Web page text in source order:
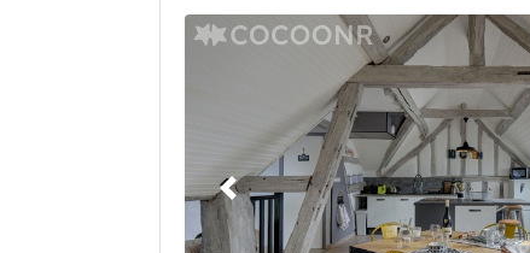
Précédent